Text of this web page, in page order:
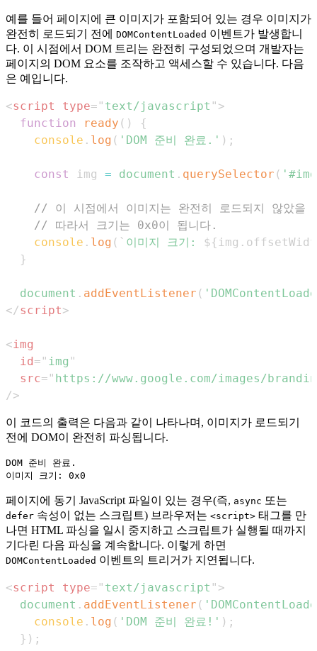
예를 들어 페이지에 큰 이미지가 포함되어 있는 경우 이미지가
완전히 로드되기 전에 DOMContentLoaded 이벤트가 발생합니
다. 이 시점에서 DOM 트리는 완전히 구성되었으며 개발자는
페이지의 DOM 요소를 조작하고 액세스할 수 있습니다. 다음
은 예입니다.
<script type= " text/javascript " >
function
ready ( )
{
console . log ( 'DOM 준비 완료.' ) ;
const img = document . querySelector (
// 이 시점에서 이미지는 완전히 로드되지 않았을
// 따라서 크기는 0x0이 됩니다.
console . log ( ` 이미지 크기: ${img .
}
document . addEventListener (
</script>
<img
id = " img "
src= " https://www.google.com/images/
/>
이 코드의 출력은 다음과 같이 나타나며, 이미지가 로드되기
전에 DOM이 완전히 파싱됩니다.
DOM 준비 완료.
페이지에 동기 JavaScript 파일이 있는 경우(즉, async 또는
defer 속성이 없는 스크립트) 브라우저는 <script> 태그를 만
나면 HTML 파싱을 일시 중지하고 스크립트가 실행될 때까지
기다린 다음 파싱을 계속합니다. 이렇게 하면
DOMContentLoaded 이벤트의 트리거가 지연됩니다.
<script type= " text/javascript " >
document . addEventListener (
console . log ( 'DOM 준비 완료!' ) ;
} ) ;